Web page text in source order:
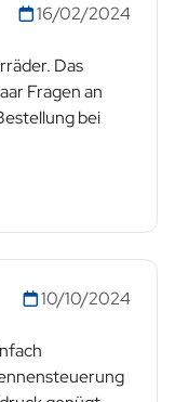
16/02/2024
Das
Fragen an
bei
10/10/2024